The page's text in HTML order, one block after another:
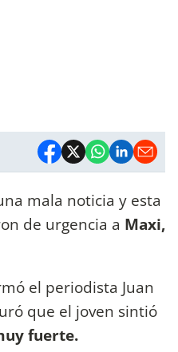
mala noticia y esta
de urgencia a Maxi,
el periodista Juan
que el joven sintió
fuerte.